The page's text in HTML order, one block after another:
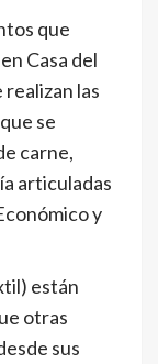
que
Casa del
realizan las
se
carne,
articuladas
y
están
otras
sus